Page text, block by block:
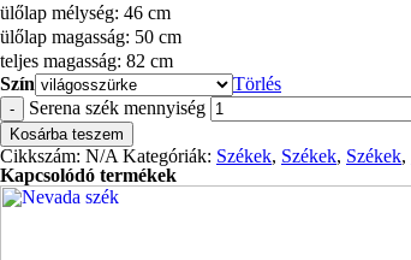
ülőlap mélység: 46 cm
ülőlap magasság: 50 cm
teljes magasság: 82 cm
Szín
Törlés
- Serena szék mennyiség
Kosárba teszem
Cikkszám: N/A Kategóriák: Székek, Székek, Székek,
Kapcsolódó termékek